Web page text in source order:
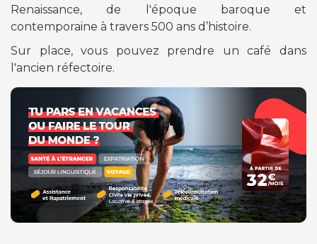
Renaissance, de l'époque baroque et
contemporaine à travers 500 ans d’histoire.
Sur place, vous pouvez prendre un café dans
l'ancien réfectoire.